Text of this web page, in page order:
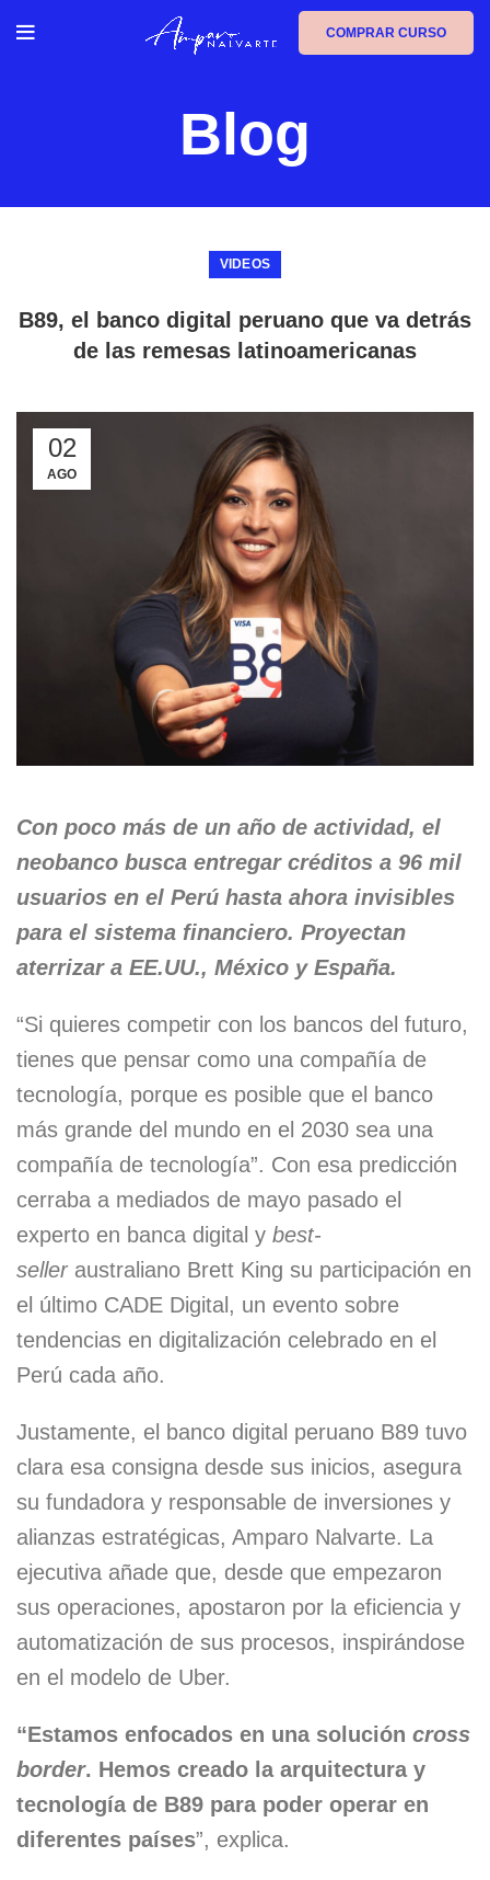
COMPRAR CURSO
Blog
VIDEOS
B89, el banco digital peruano que va detrás
de las remesas latinoamericanas
02
AGO
Con poco más de un año de actividad, el
neobanco busca entregar créditos a 96 mil
usuarios en el Perú hasta ahora invisibles
para el sistema financiero. Proyectan
aterrizar a EE.UU., México y España.
“Si quieres competir con los bancos del futuro,
tienes que pensar como una compañía de
tecnología, porque es posible que el banco
más grande del mundo en el 2030 sea una
compañía de tecnología”. Con esa predicción
cerraba a mediados de mayo pasado el
experto en banca digital y best-
selleraustraliano Brett King su participación en
el último CADE Digital, un evento sobre
tendencias en digitalización celebrado en el
Perú cada año.
Justamente, el banco digital peruano B89 tuvo
clara esa consigna desde sus inicios, asegura
su fundadora y responsable de inversiones y
alianzas estratégicas, Amparo Nalvarte. La
ejecutiva añade que, desde que empezaron
sus operaciones, apostaron por la eficiencia y
automatización de sus procesos, inspirándose
en el modelo de Uber.
“Estamos enfocados en una solución cross
border. Hemos creado la arquitectura y
tecnología de B89 para poder operar en
diferentes países”, explica.